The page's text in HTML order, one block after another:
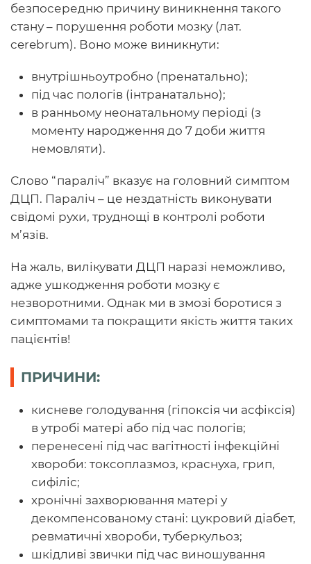
безпосередню причину виникнення такого
стану – порушення роботи мозку (лат.
cerebrum). Воно може виникнути:
внутрішньоутробно (пренатально);
під час пологів (інтранатально);
в ранньому неонатальному періоді (з
моменту народження до 7 доби життя
немовляти).
Слово “параліч” вказує на головний симптом
ДЦП. Параліч – це нездатність виконувати
свідомі рухи, труднощі в контролі роботи
м’язів.
На жаль, вилікувати ДЦП наразі неможливо,
адже ушкодження роботи мозку є
незворотними. Однак ми в змозі боротися з
симптомами та покращити якість життя таких
пацієнтів!
ПРИЧИНИ:
кисневе голодування (гіпоксія чи асфіксія)
в утробі матері або під час пологів;
перенесені під час вагітності інфекційні
хвороби: токсоплазмоз, краснуха, грип,
сифіліс;
хронічні захворювання матері у
декомпенсованому стані: цукровий діабет,
ревматичні хвороби, туберкульоз;
шкідливі звички під час виношування